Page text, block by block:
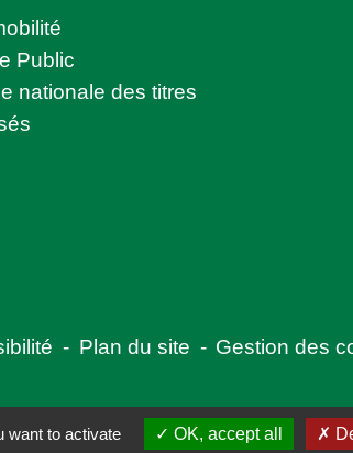
Public
nationale des titres
- Plan du site - Gestion des
partenariat avec Réseau des Communes
want to activate OK, accept all